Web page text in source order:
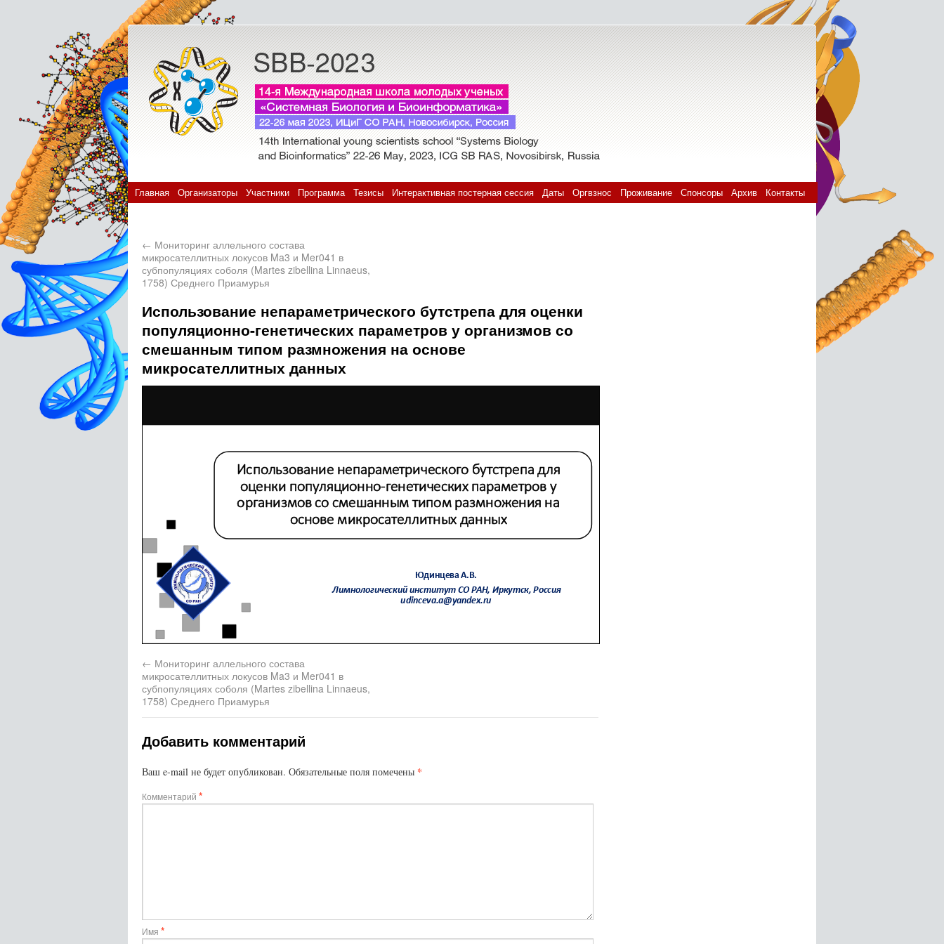
Главная Организаторы Участники Программа Тезисы Интерактивная постерная сессия Даты Оргвзнос Проживание Спонсоры Архив Контакты
← Мониторинг аллельного состава
микросателлитных локусов Ma3 и Mer041 в
субпопуляциях соболя (Martes zibellina Linnaeus,
1758) Среднего Приамурья
Использование непараметрического бутстрепа для оценки
популяционно-генетических параметров у организмов со
смешанным типом размножения на основе
микросателлитных данных
← Мониторинг аллельного состава
микросателлитных локусов Ma3 и Mer041 в
субпопуляциях соболя (Martes zibellina Linnaeus,
1758) Среднего Приамурья
Добавить комментарий
Ваш e-mail не будет опубликован. Обязательные поля помечены *
Комментарий *
Имя *